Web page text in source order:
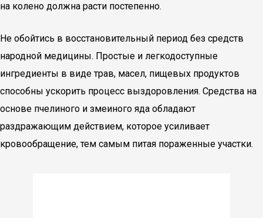
на колено должна расти постепенно.
Не обойтись в восстановительный период без средств
народной медицины. Простые и легкодоступные
ингредиенты в виде трав, масел, пищевых продуктов
способны ускорить процесс выздоровления. Средства на
основе пчелиного и змеиного яда обладают
раздражающим действием, которое усиливает
кровообращение, тем самым питая пораженные участки.